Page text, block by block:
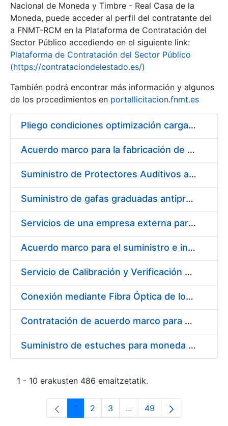
Erakutsi/Ezkutatu
Erakutsi/Ezkutatu
Nacional de Moneda y Timbre - Real Casa de la
Moneda, puede acceder al perfil del contratante del
a FNMT-RCM en la Plataforma de Contratación del
Sector Público accediendo en el siguiente link:
Plataforma de Contratación del Sector Público
(https://contrataciondelestado.es/)
También podrá encontrar más información y algunos
de los procedimientos en portallicitacion.fnmt.es
Pliego condiciones optimización cargas compras firmado
Acuerdo marco para la fabricación de piezas
Suministro de Protectores Auditivos a medida para las personas trabajadoras de los Centros de Trabajo de Madrid y Burgos
Suministro de gafas graduadas antiproyecciones para los trabajadores de la FNMT-RCM en los centros de trabajo de Madrid y Burgos
Servicios de una empresa externa para el asesoramiento y resolución de los recursos de alzada que se presentan relacionados con procesos de selección para la FNMT-RCM
Acuerdo marco para el suministro e instalación de persianas, estores y otros complementos
Servicio de Calibración y Verificación Externa de los Equipos de Medición del Servicio de Prevención de la FNMT-RCM
Conexión mediante Fibra Óptica de los Centros de Proceso de Datos (CPDs) de las sedes de la FNMT-RCM de Burgos y Madrid
Contratación de acuerdo marco para el Suministro de Material de Electricidad para la Fábrica Nacional de Moneda y Timbre-Real Casa de la Moneda en su centro de trabajo de Burgos
Suministro de estuches para moneda de 30 €
1 - 10 erakusten 486 emaitzetatik.
Orrialdea
1 Orrialdea
2 Orrialdea
3 ...Intermediate Pages Use
Orrialdea
49